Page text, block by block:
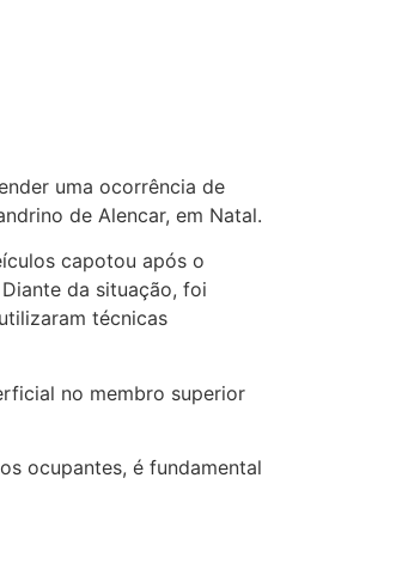
uma ocorrência de
de Alencar, em Natal.
capotou após o
da situação, foi
técnicas
no membro superior
ocupantes, é fundamental